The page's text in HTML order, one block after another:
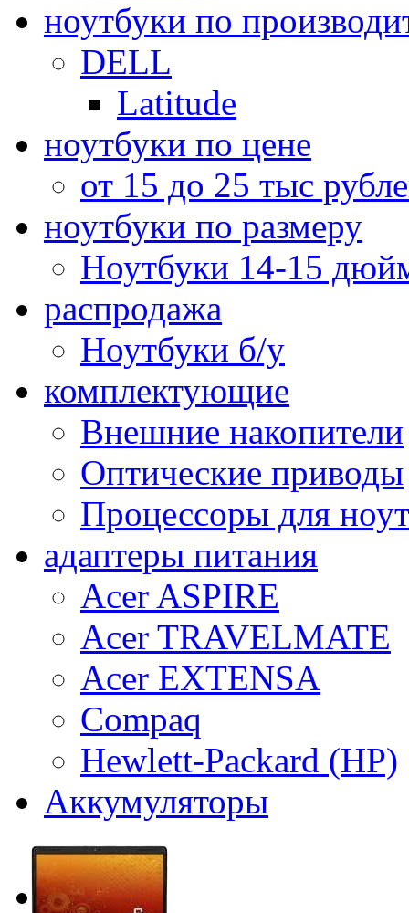
ноутбуки по
DELL
Latitude
ноутбуки по цене
от 15 до 25 тыс
ноутбуки по размеру
Ноутбуки 14-15
распродажа
Ноутбуки б/у
комплектующие
Внешние накопители
Оптические приводы
Процессоры для
адаптеры питания
Acer ASPIRE
Acer TRAVELMATE
Acer EXTENSA
Compaq
Hewlett-Packard (HP)
Аккумуляторы